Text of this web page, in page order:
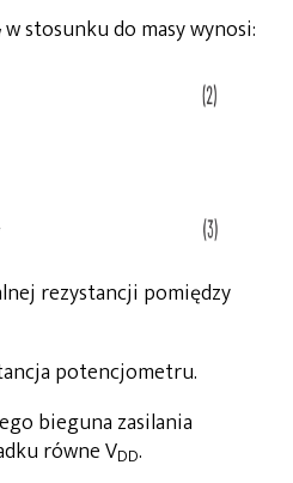
w stosunku do masy wynosi:
rezystancji pomiędzy
potencjometru.
bieguna zasilania
równe VDD.